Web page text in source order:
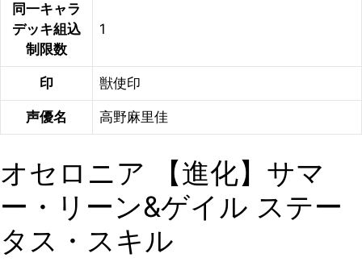
同一キャラ
デッキ組込
制限数
1
印 獣使印
声優名 高野麻里佳
オセロニア 【進化】サマ
ー・リーン&ゲイル ステー
タス・スキル